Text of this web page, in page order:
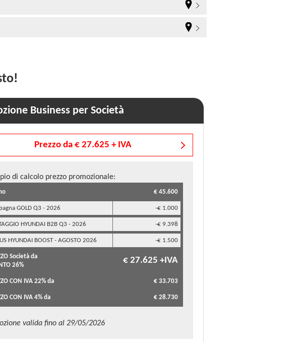
Business per Società
Prezzo da € 27.625 + IVA
di calcolo prezzo promozionale:
€ 45.600
GOLD Q3 - 2026 -€ 1.000
HYUNDAI B2B Q3 - 2026 -€ 9.398
HYUNDAI BOOST - AGOSTO 2026 -€ 1.500
Società da
26%
€ 27.625 +IVA
CON IVA 22% da € 33.703
CON IVA 4% da € 28.730
valida fino al 29/05/2026